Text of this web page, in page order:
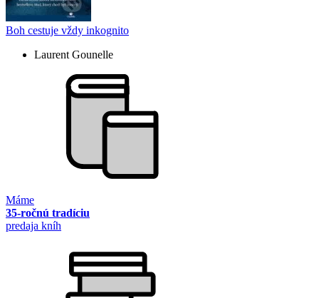
Boh cestuje vždy inkognito
Laurent Gounelle
Máme
35-ročnú tradíciu
predaja kníh